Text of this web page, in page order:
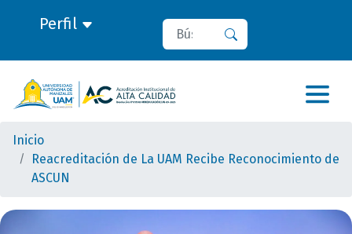
Perfil Buscar
Inicio
Reacreditación de La UAM Recibe Reconocimiento de
ASCUN